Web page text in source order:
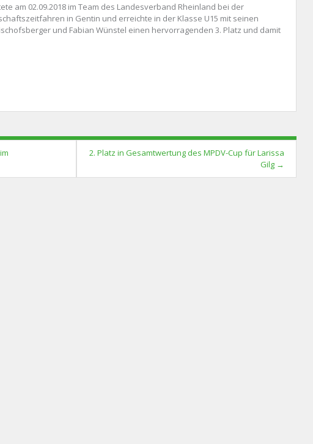
am 02.09.2018 im Team des Landesverband Rheinland bei der
in Gentin und erreichte in der Klasse U15 mit seinen
und Fabian Wünstel einen hervorragenden 3. Platz und damit
2. Platz in Gesamtwertung des MPDV-Cup für Larissa
Gilg →